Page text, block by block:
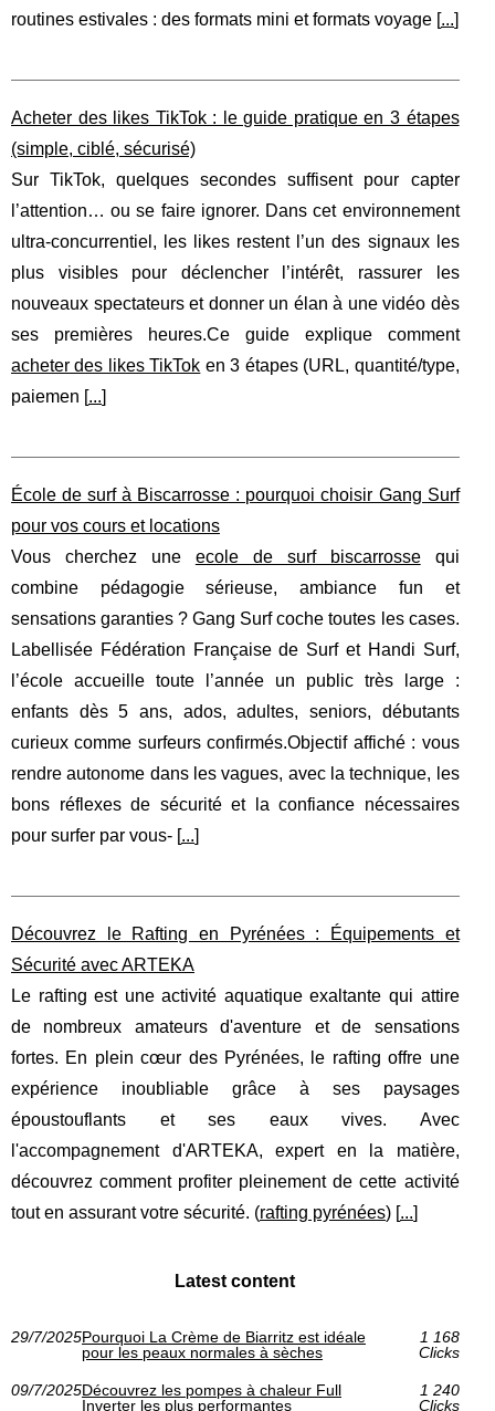
routines estivales : des formats mini et formats voyage [...]
Acheter des likes TikTok : le guide pratique en 3 étapes
(simple, ciblé, sécurisé)
Sur TikTok, quelques secondes suffisent pour capter
l’attention… ou se faire ignorer. Dans cet environnement
ultra-concurrentiel, les likes restent l’un des signaux les
plus visibles pour déclencher l’intérêt, rassurer les
nouveaux spectateurs et donner un élan à une vidéo dès
ses premières heures.Ce guide explique comment
acheter des likes TikTok en 3 étapes (URL, quantité/type,
paiemen [...]
École de surf à Biscarrosse : pourquoi choisir Gang Surf
pour vos cours et locations
Vous cherchez une ecole de surf biscarrossequi
combine pédagogie sérieuse, ambiance fun et
sensations garanties ? Gang Surf coche toutes les cases.
Labellisée Fédération Française de Surf et Handi Surf,
l’école accueille toute l’année un public très large :
enfants dès 5 ans, ados, adultes, seniors, débutants
curieux comme surfeurs confirmés.Objectif affiché : vous
rendre autonome dans les vagues, avec la technique, les
bons réflexes de sécurité et la confiance nécessaires
pour surfer par vous‑ [...]
Découvrez le Rafting en Pyrénées : Équipements et
Sécurité avec ARTEKA
Le rafting est une activité aquatique exaltante qui attire
de nombreux amateurs d'aventure et de sensations
fortes. En plein cœur des Pyrénées, le rafting offre une
expérience inoubliable grâce à ses paysages
époustouflants et ses eaux vives. Avec
l'accompagnement d'ARTEKA, expert en la matière,
découvrez comment profiter pleinement de cette activité
tout en assurant votre sécurité. (rafting pyrénées) [...]
Latest content
29/7/2025Pourquoi La Crème de Biarritz est idéale
pour les peaux normales à sèches
1 168
Clicks
09/7/2025Découvrez les pompes à chaleur Full
Inverter les plus performantes
1 240
Clicks